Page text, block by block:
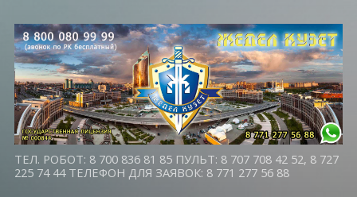
ТЕЛ. РОБОТ: 8 700 836 81 85 ПУЛЬТ: 8 707 708 42 52, 8 727
225 74 44 ТЕЛЕФОН ДЛЯ ЗАЯВОК: 8 771 277 56 88